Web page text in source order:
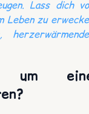
Lass dich
Leben zu
um